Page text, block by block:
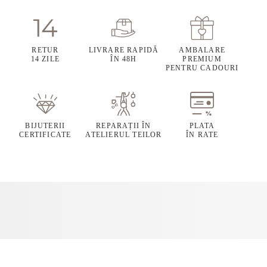
RETUR
14 ZILE
LIVRARE RAPIDĂ
ÎN 48H
AMBALARE
PREMIUM
PENTRU CADOURI
BIJUTERII
CERTIFICATE
REPARAȚII ÎN
ATELIERUL TEILOR
PLATA
ÎN RATE